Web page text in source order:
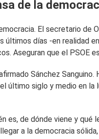
de la
El secretario de
últimos días -en realidad
Aseguran que el PSOE
Sánchez
último siglo y medio en la
es, de dónde viene y qué
a la democracia